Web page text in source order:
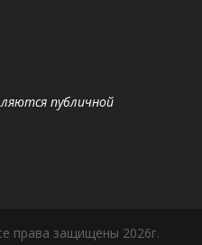
публичной
права защищены 2026г.